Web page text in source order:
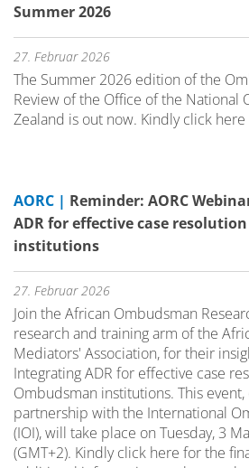
Summer 2026
27. Februar 2026
The Summer 2026 edition of the
Review of the Office of the National
Zealand is out now. Kindly click here
AORC | Reminder: AORC
ADR for effective case
institutions
27. Februar 2026
Join the African Ombudsman
research and training arm of the
Mediators' Association, for their
Integrating ADR for effective case
Ombudsman institutions. This
partnership with the International
(IOI), will take place on Tuesday, 3
(GMT+2). Kindly click here for the